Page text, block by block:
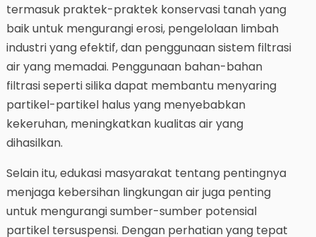
termasuk praktek-praktek konservasi tanah yang
baik untuk mengurangi erosi, pengelolaan limbah
industri yang efektif, dan penggunaan sistem filtrasi
air yang memadai. Penggunaan bahan-bahan
filtrasi seperti silika dapat membantu menyaring
partikel-partikel halus yang menyebabkan
kekeruhan, meningkatkan kualitas air yang
dihasilkan.
Selain itu, edukasi masyarakat tentang pentingnya
menjaga kebersihan lingkungan air juga penting
untuk mengurangi sumber-sumber potensial
partikel tersuspensi. Dengan perhatian yang tepat